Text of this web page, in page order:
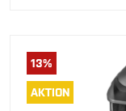
13%
AKTION